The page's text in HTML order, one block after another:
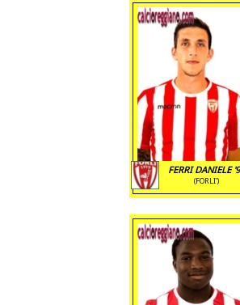
FERRI DANIELE
(FORLI')